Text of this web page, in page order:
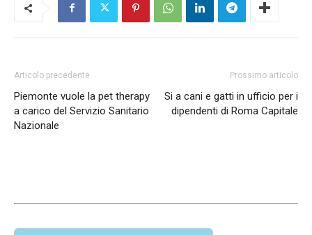
Articolo precedente
Piemonte vuole la pet therapy
a carico del Servizio Sanitario
Nazionale
Prossimo articolo
Si a cani e gatti in ufficio per i
dipendenti di Roma Capitale